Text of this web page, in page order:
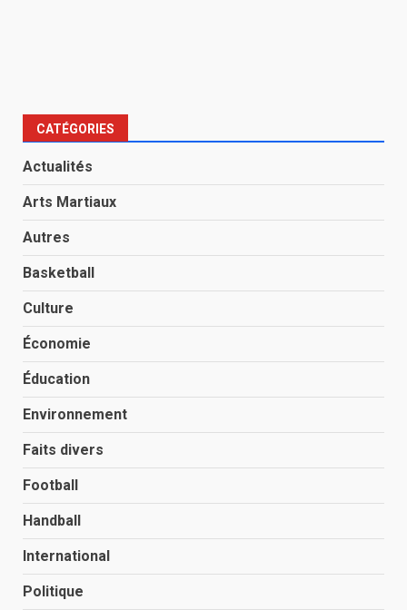
CATÉGORIES
Actualités
Arts Martiaux
Autres
Basketball
Culture
Économie
Éducation
Environnement
Faits divers
Football
Handball
International
Politique